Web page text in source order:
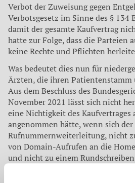
Verbot der Zuweisung gegen
Verbotsgesetz im Sinne des § 134
damit der gesamte Kaufvertrag
hatte zur Folge, dass die Parteien
keine Rechte und Pflichten
Was bedeutet dies nun für
Ärzten, die ihren Patientenstamm
Aus dem Beschluss des
November 2021 lässt sich nicht
eine Nichtigkeit des Kaufvertrages
angenommen hätte, wenn sich
Rufnummernweiterleitung, nicht
von Domain-Aufrufen an die
und nicht zu einem
verpflichtet hätte, sondern
auf den Patientenstamm